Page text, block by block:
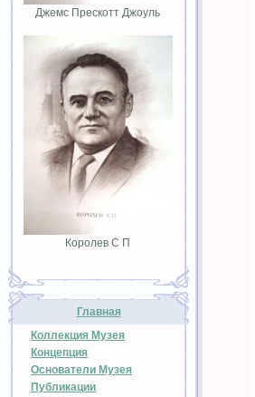
Джемс Прескотт Джоуль
Королев С П
Главная
Коллекция Музея
Концепция
Основатели Музея
Публикации